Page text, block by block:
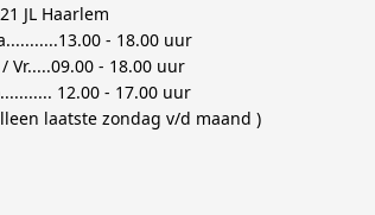
JL Haarlem
- 18.00 uur
Vr.....09.00 - 18.00 uur
12.00 - 17.00 uur
laatste zondag v/d maand )